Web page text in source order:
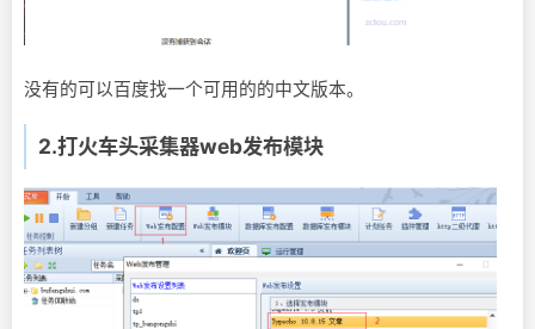
没有的可以百度找一个可用的的中文版本。
2.打火车头采集器web发布模块